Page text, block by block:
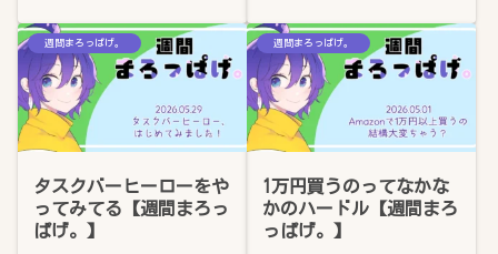
週間まろっぱげ。
タスクバーヒーローをや
ってみてる【週間まろっ
ぱげ。】
週間まろっぱげ。
1万円買うのってなかな
かのハードル【週間まろ
っぱげ。】